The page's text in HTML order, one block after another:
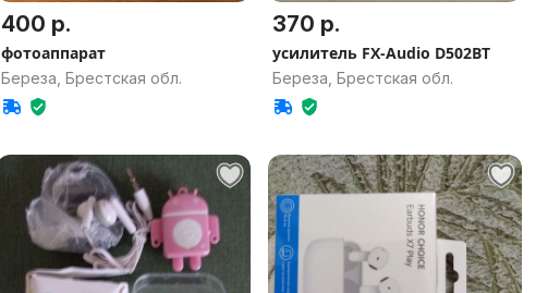
400 р.
фотоаппарат
Береза, Брестская обл.
370 р.
усилитель FX-Audio D502BT
Береза, Брестская обл.